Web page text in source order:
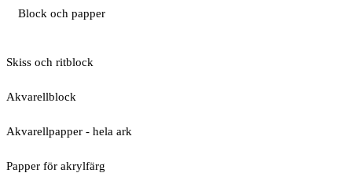
Block och papper
Skiss och ritblock
Akvarellblock
Akvarellpapper - hela ark
Papper för akrylfärg